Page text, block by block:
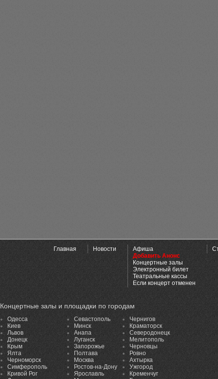
Главная Новости
Афиша
Добавить Анонс
Концертные залы
Электронный билет
Театральные кассы
Если концерт отменен
Концертные залы и площадки по городам
Одесса
Киев
Львов
Донецк
Крым
Ялта
Черноморск
Симферополь
Кривой Рог
Севастополь
Минск
Анапа
Луганск
Запорожье
Полтава
Москва
Ростов-на-Дону
Ярославль
Чернигов
Краматорск
Северодонецк
Мелитополь
Черновцы
Ровно
Ахтырка
Ужгород
Кременчуг